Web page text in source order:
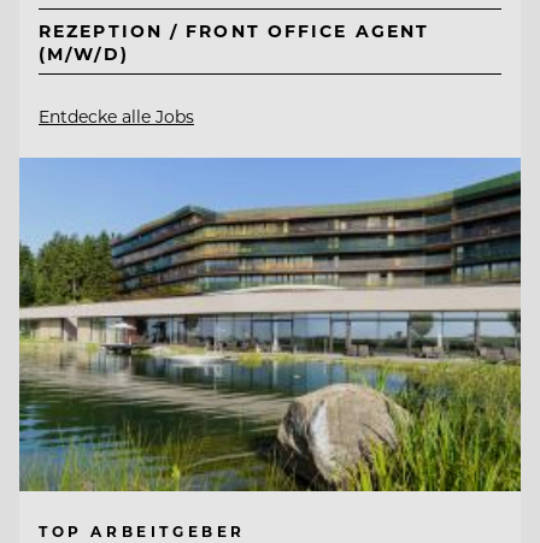
REZEPTION / FRONT OFFICE AGENT
(M/W/D)
Entdecke alle Jobs
TOP ARBEITGEBER